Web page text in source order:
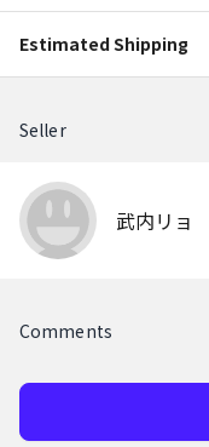
Estimated Shipping
Seller
武内リョ
Comments